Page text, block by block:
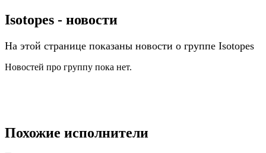
Isotopes - новости
На этой странице показаны новости о группе Isotopes
Новостей про группу пока нет.
Похожие исполнители